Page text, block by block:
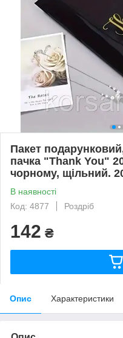
Пакет
пачка "Thank You"
чорному, щільний.
В наявності
Код: 4877
Роздріб
142 ₴
Опис Характеристики